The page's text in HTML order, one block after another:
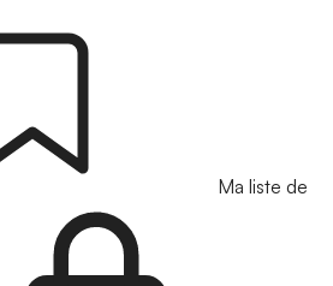
Ma liste de